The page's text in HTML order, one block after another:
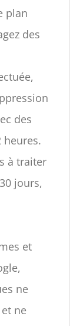
plan
des
des
heures.
à traiter
jours,
et
ne
ne